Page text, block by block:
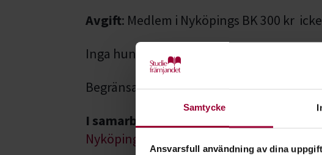
Samtycke
Ansvarsfull användning av dina
Avgift: Medlem i Nyköpings BK 300 kr
Inga hundar i klubbhuset under kvällen i
Begränsat antal plats så säkra din plats
I samarbete med
Nyköpings Brukshundklubb